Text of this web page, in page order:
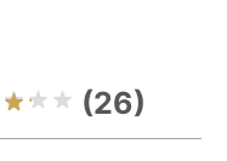
(26)